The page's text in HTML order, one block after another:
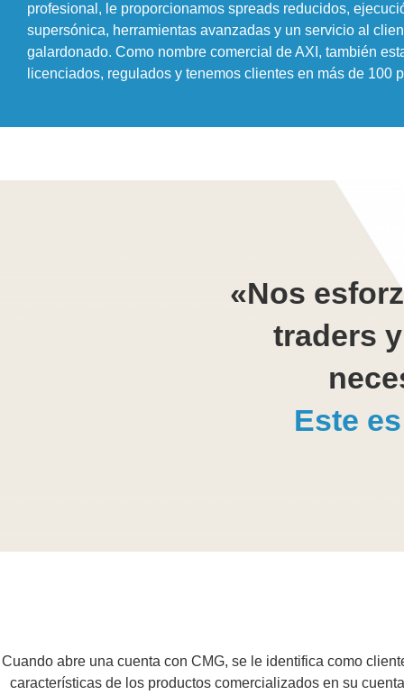
profesional, le proporcionamos spreads reducidos,
supersónica, herramientas avanzadas y un servicio al
galardonado. Como nombre comercial de AXI, también
licenciados, regulados y tenemos clientes en más de 100
«Nos
traders
Este
Cuando abre una cuenta con CMG, se le identifica como
características de los productos comercializados en su